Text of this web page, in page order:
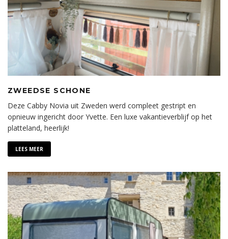
ZWEEDSE SCHONE
Deze Cabby Novia uit Zweden werd compleet gestript en
opnieuw ingericht door Yvette. Een luxe vakantieverblijf op het
platteland, heerlijk!
LEES MEER